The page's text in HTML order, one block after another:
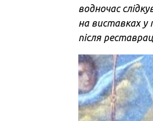
водночас
на виставках у
після